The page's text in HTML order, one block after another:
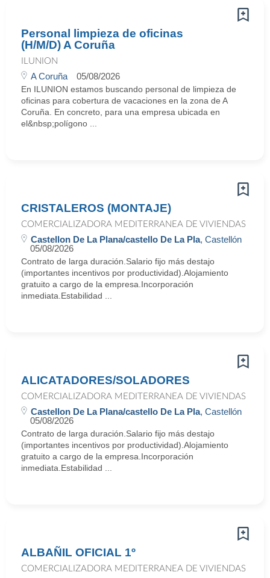
Personal limpieza de oficinas
(H/M/D) A Coruña
ILUNION
A Coruña 05/08/2026
En ILUNION estamos buscando personal de limpieza de
oficinas para cobertura de vacaciones en la zona de A
Coruña. En concreto, para una empresa ubicada en
el&nbsp;polígono ...
CRISTALEROS (MONTAJE)
COMERCIALIZADORA MEDITERRANEA DE VIVIENDAS
Castellon De La Plana/castello De La Pla, Castellón
05/08/2026
Contrato de larga duración.Salario fijo más destajo
(importantes incentivos por productividad).Alojamiento
gratuito a cargo de la empresa.Incorporación
inmediata.Estabilidad ...
ALICATADORES/SOLADORES
COMERCIALIZADORA MEDITERRANEA DE VIVIENDAS
Castellon De La Plana/castello De La Pla, Castellón
05/08/2026
Contrato de larga duración.Salario fijo más destajo
(importantes incentivos por productividad).Alojamiento
gratuito a cargo de la empresa.Incorporación
inmediata.Estabilidad ...
ALBAÑIL OFICIAL 1º
COMERCIALIZADORA MEDITERRANEA DE VIVIENDAS